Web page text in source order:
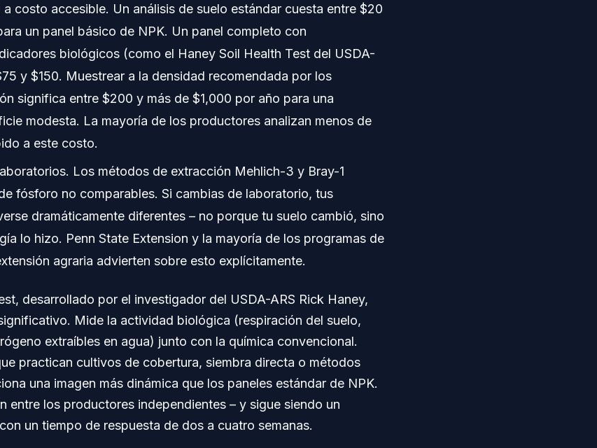
a costo accesible. Un análisis de suelo estándar cuesta entre $20
un panel básico de NPK. Un panel completo con
biológicos (como el Haney Soil Health Test del USDA-
y $150. Muestrear a la densidad recomendada por los
significa entre $200 y más de $1,000 por año para una
modesta. La mayoría de los productores analizan menos de
a este costo.
Los métodos de extracción Mehlich-3 y Bray-1
fósforo no comparables. Si cambias de laboratorio, tus
dramáticamente diferentes – no porque tu suelo cambió, sino
lo hizo. Penn State Extension y la mayoría de los programas de
agraria advierten sobre esto explícitamente.
desarrollado por el investigador del USDA-ARS Rick Haney,
Mide la actividad biológica (respiración del suelo,
extraíbles en agua) junto con la química convencional.
practican cultivos de cobertura, siembra directa o métodos
una imagen más dinámica que los paneles estándar de NPK.
entre los productores independientes – y sigue siendo un
un tiempo de respuesta de dos a cuatro semanas.